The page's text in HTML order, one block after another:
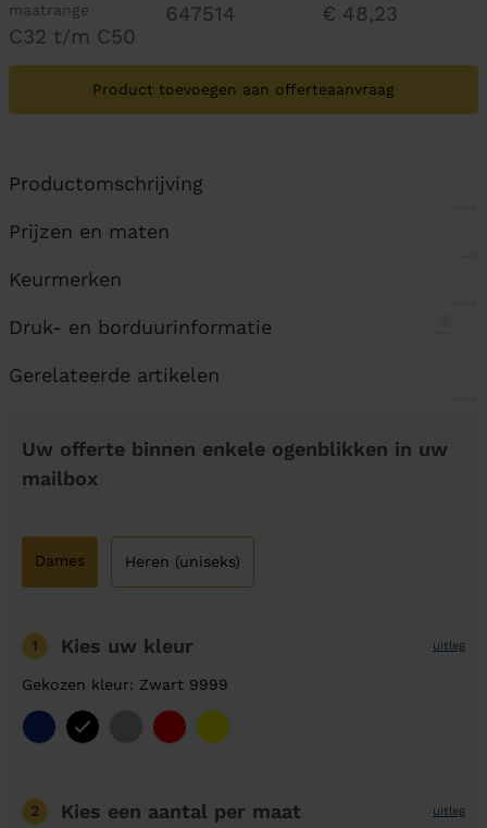
maatrange
C32 t/m C50
647514 € 48,23
Product toevoegen aan offerteaanvraag
Productomschrijving
Prijzen en maten
Keurmerken
Druk- en borduurinformatie
Gerelateerde artikelen
Uw offerte binnen enkele ogenblikken in uw
mailbox
Dames Heren (uniseks)
1 Kies uw kleur uitleg
Gekozen kleur: Zwart 9999
2 Kies een aantal per maat uitleg